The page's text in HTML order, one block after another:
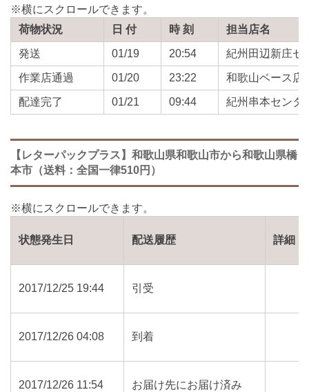
荷物状況 日 付 時 刻 担当店名
発送 01/19 20:54 紀州田辺新庄セ
作業店通過 01/20 23:22 和歌山ベース店
配達完了 01/21 09:44 紀州串本センタ
【レターパックプラス】和歌山県和歌山市から和歌山県橋
本市（送料：全国一律510円）
状態発生日 配送履歴 詳細
2017/12/25 19:44 引受
2017/12/26 04:08 到着
2017/12/26 11:54 お届け先にお届け済み